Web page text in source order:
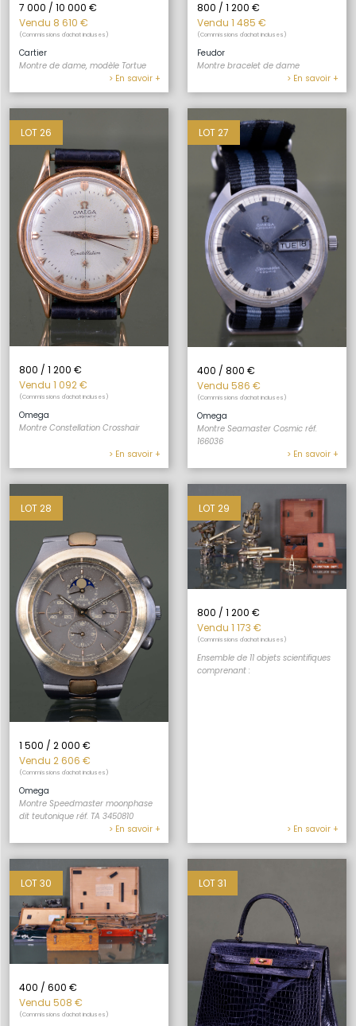
7 000 / 10 000 €
Vendu 8 610 €
(Commissions d'achat incluses)
Cartier
Montre de dame, modèle Tortue
> En savoir +
800 / 1 200 €
Vendu 1 485 €
(Commissions d'achat incluses)
Feudor
Montre bracelet de dame
> En savoir +
LOT 26
800 / 1 200 €
Vendu 1 092 €
(Commissions d'achat incluses)
Omega
Montre Constellation Crosshair
> En savoir +
LOT 27
400 / 800 €
Vendu 586 €
(Commissions d'achat incluses)
Omega
Montre Seamaster Cosmic réf.
166036
> En savoir +
LOT 28
1 500 / 2 000 €
Vendu 2 606 €
(Commissions d'achat incluses)
Omega
Montre Speedmaster moonphase
dit teutonique réf. TA 3450810
> En savoir +
LOT 29
800 / 1 200 €
Vendu 1 173 €
(Commissions d'achat incluses)
Ensemble de 11 objets scientifiques
comprenant :
> En savoir +
LOT 30
400 / 600 €
Vendu 508 €
(Commissions d'achat incluses)
LOT 31